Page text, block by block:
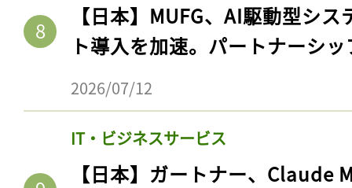
【日本】MUFG、AI駆動型シ
ト導入を加速。パートナーシ
2026/07/12
IT・ビジネスサービス
【日本】ガートナー、Claude
会員登録